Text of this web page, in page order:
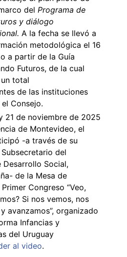
del Programa de
y diálogo
A la fecha se llevó a
metodológica el 16
a partir de la Guía
Futuros, de la cual
total
de las instituciones
Consejo.
21 de noviembre de 2025
de Montevideo, el
-a través de su
del
Desarrollo Social,
de la Mesa de
Congreso “Veo,
Si nos vemos, nos
avanzamos”, organizado
Infancias y
del Uruguay
al video.